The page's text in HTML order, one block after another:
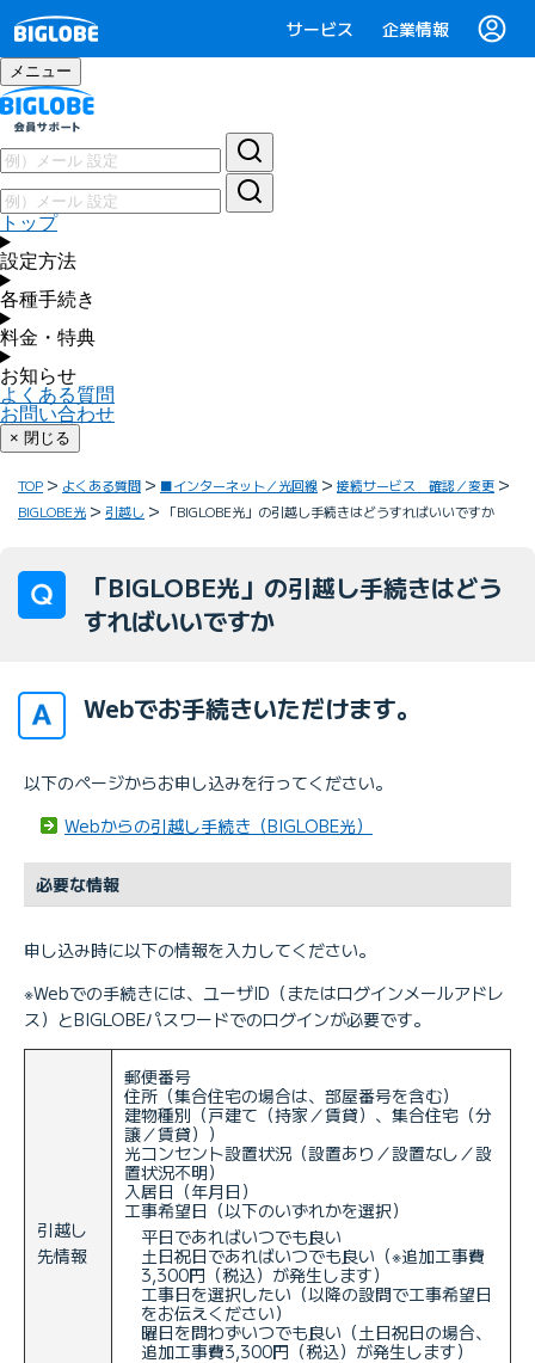
サービス 企業情報
メニュー
トップ
設定方法
各種手続き
料金・特典
お知らせ
よくある質問
お問い合わせ
× 閉じる
TOP よくある質問 ■インターネット／光回線
接続サービス 確認／変更
BIGLOBE光
引越し 「BIGLOBE光」の引越し手続きはどうすればいいですか
「BIGLOBE光」の引越し手続きはどう
すればいいですか
Webでお手続きいただけます。
以下のページからお申し込みを行ってください。
Webからの引越し手続き（BIGLOBE光）
必要な情報
申し込み時に以下の情報を入力してください。
※Webでの手続きには、ユーザID（またはログインメールアドレ
ス）とBIGLOBEパスワードでのログインが必要です。
引越し
先情報
郵便番号
住所（集合住宅の場合は、部屋番号を含む）
建物種別（戸建て（持家／賃貸）、集合住宅（分
譲／賃貸））
光コンセント設置状況（設置あり／設置なし／設
置状況不明）
入居日（年月日）
工事希望日（以下のいずれかを選択）
平日であればいつでも良い
土日祝日であればいつでも良い（※追加工事費
3,300円（税込）が発生します）
工事日を選択したい（以降の設問で工事希望日
をお伝えください）
曜日を問わずいつでも良い（土日祝日の場合、
追加工事費3,300円（税込）が発生します）